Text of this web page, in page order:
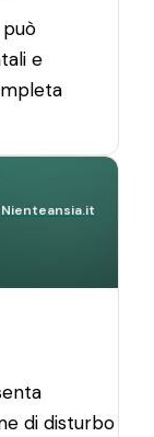
e
Nienteansia.it
di disturbo